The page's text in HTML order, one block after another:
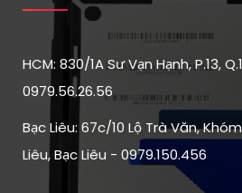
HCM: 830/1A Sư Vạn Hạnh, P.13,
0979.56.26.56
Bạc Liêu: 67c/10 Lộ Trà Văn,
Liêu, Bạc Liêu - 0979.150.456